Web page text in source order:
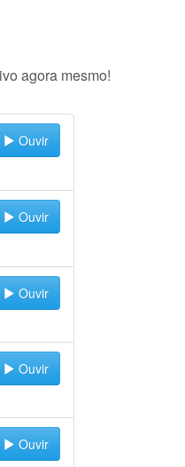
agora mesmo!
Ouvir
Ouvir
Ouvir
Ouvir
Ouvir